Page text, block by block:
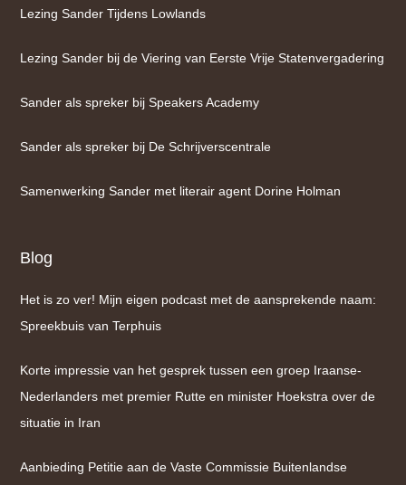
Lezing Sander Tijdens Lowlands
Lezing Sander bij de Viering van Eerste Vrije Statenvergadering
Sander als spreker bij Speakers Academy
Sander als spreker bij De Schrijverscentrale
Samenwerking Sander met literair agent Dorine Holman
Blog
Het is zo ver! Mijn eigen podcast met de aansprekende naam:
Spreekbuis van Terphuis
Korte impressie van het gesprek tussen een groep Iraanse-
Nederlanders met premier Rutte en minister Hoekstra over de
situatie in Iran
Aanbieding Petitie aan de Vaste Commissie Buitenlandse